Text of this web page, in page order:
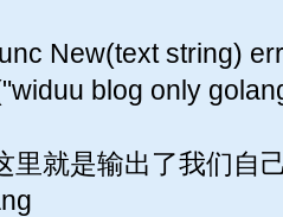
New(text string)
blog only
里就是输出了我们自